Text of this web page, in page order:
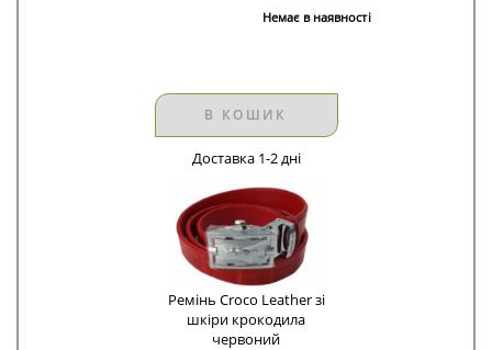
Немає в наявності
В КОШИК
Доставка 1-2 дні
Ремінь Croco Leather зі
шкіри крокодила
червоний